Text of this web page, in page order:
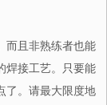
而且非熟练者也能
焊接工艺。只要能
了。请最大限度地